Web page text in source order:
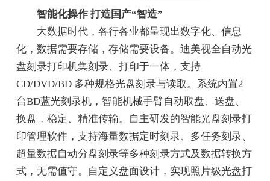
智能化操作 打造国产“智造”
大数据时代，各行各业都呈现出数字化、信息
化，数据需要存储，存储需要设备。迪美视全自动光
盘刻录打印机集刻录、打印于一体，支持
CD/DVD/BD 多种规格光盘刻录与读取。系统内置2
台BD蓝光刻录机，智能机械手臂自动取盘、送盘、
换盘，稳定、精准传输。自主研发的智能光盘刻录打
印管理软件，支持海量数据定时刻录、多任务刻录、
超量数据自动分盘刻录等多种刻录方式及数据转换方
式，无需值守。自定义盘面设计，实现照片级光盘打